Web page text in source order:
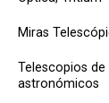
Miras
Telescopios de
astronómicos